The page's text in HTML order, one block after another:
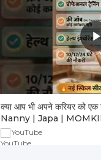
क्या आप भी अपने करियर को एक
Nanny | Japa |
YouTube